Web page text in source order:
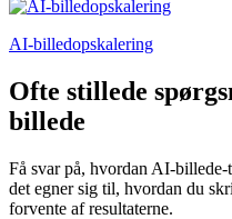
AI-billedopskalering
Ofte stillede
billede
Få svar på, hvordan AI-
det egner sig til, hvordan du
forvente af resultaterne.